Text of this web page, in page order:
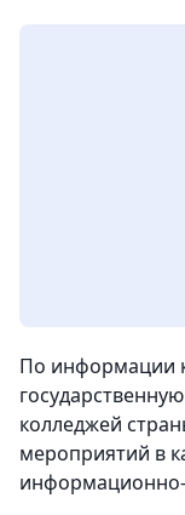
По информации
колледжей
мероприятий в